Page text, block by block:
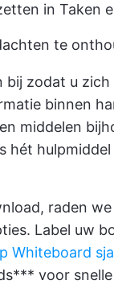
in Taken
te
bij zodat u
binnen
middelen
hét
raden we
Label uw
Whiteboard
*** voor